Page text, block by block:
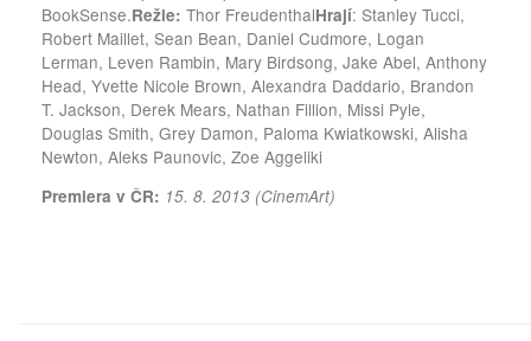
BookSense.Režie: Thor FreudenthalHrají: Stanley Tucci,
Robert Maillet, Sean Bean, Daniel Cudmore, Logan
Lerman, Leven Rambin, Mary Birdsong, Jake Abel, Anthony
Head, Yvette Nicole Brown, Alexandra Daddario, Brandon
T. Jackson, Derek Mears, Nathan Fillion, Missi Pyle,
Douglas Smith, Grey Damon, Paloma Kwiatkowski, Alisha
Newton, Aleks Paunovic, Zoe Aggeliki
Premiera v ČR: 15. 8. 2013 (CinemArt)